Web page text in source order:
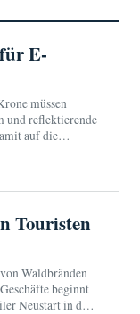
E-
müssen
und reflektierende
auf die
Touristen
Waldbränden
beginnt
Neustart in der